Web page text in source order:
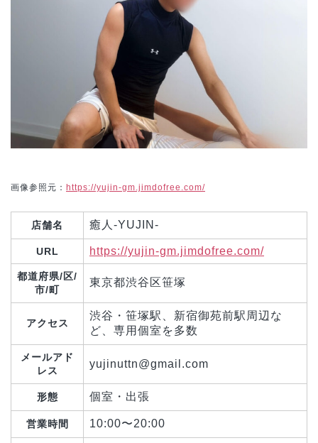
画像参照元： https://yujin-gm.jimdofree.com/
店舗名 癒人-YUJIN-
URL https://yujin-gm.jimdofree.com/
都道府県/区/
市/町
東京都渋谷区笹塚
アクセス
渋谷・笹塚駅、新宿御苑前駅周辺な
ど、専用個室を多数
メールアド
レス
yujinuttn@gmail.com
形態 個室・出張
営業時間 10:00〜20:00